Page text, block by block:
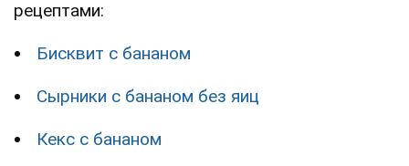
рецептами:
Бисквит с бананом
Сырники с бананом без яиц
Кекс с бананом